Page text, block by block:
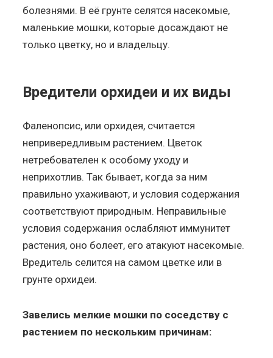
болезнями. В её грунте селятся насекомые,
маленькие мошки, которые досаждают не
только цветку, но и владельцу.
Вредители орхидеи и их виды
Фаленопсис, или орхидея, считается
непривередливым растением. Цветок
нетребователен к особому уходу и
неприхотлив. Так бывает, когда за ним
правильно ухаживают, и условия содержания
соответствуют природным. Неправильные
условия содержания ослабляют иммунитет
растения, оно болеет, его атакуют насекомые.
Вредитель селится на самом цветке или в
грунте орхидеи.
Завелись мелкие мошки по соседству с
растением по нескольким причинам: